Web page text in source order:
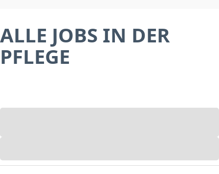
ALLE JOBS IN DER
PFLEGE